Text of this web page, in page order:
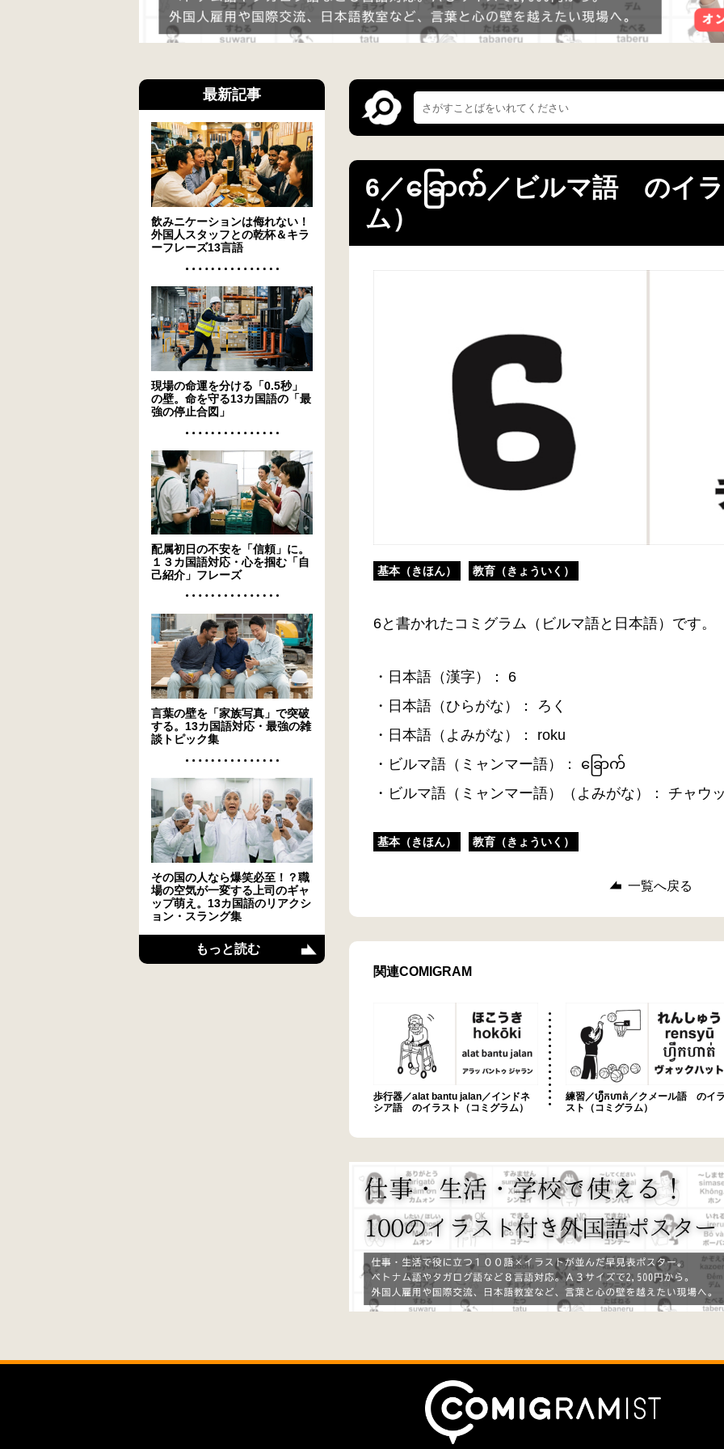
6／ခြောက်／ビルマ語 のイ
ム）
基本（きほん） 教育（きょういく）
6と書かれたコミグラム（ビルマ語と日本語）です。
・日本語（漢字）： 6
・日本語（ひらがな）： ろく
・日本語（よみがな）： roku
・ビルマ語（ミャンマー語）： ခြောက်
・ビルマ語（ミャンマー語）（よみがな）： チャウ
基本（きほん） 教育（きょういく）
一覧へ戻る
関連COMIGRAM
歩行器／alat bantu jalan／インドネ
シア語 のイラスト（コミグラム）
練習／ហ្វឹកហាត់／クメール語 のイ
スト（コミグラム）
最新記事
飲みニケーションは侮れない！
外国人スタッフとの乾杯＆キラ
ーフレーズ13言語
現場の命運を分ける「0.5秒」
の壁。命を守る13カ国語の「最
強の停止合図」
配属初日の不安を「信頼」に。
１３カ国語対応・心を掴む「自
己紹介」フレーズ
言葉の壁を「家族写真」で突破
する。13カ国語対応・最強の雑
談トピック集
その国の人なら爆笑必至！？職
場の空気が一変する上司のギャ
ップ萌え。13カ国語のリアクシ
ョン・スラング集
もっと読む